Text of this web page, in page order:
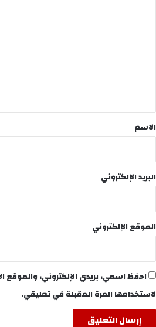
*
الاسم
البريد الإلكتروني
الموقع الإلكتروني
احفظ اسمي، بريدي الإلكتروني، والموقع
لاستخدامها المرة المقبلة في تعليقي.